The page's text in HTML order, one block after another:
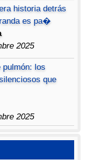
historia detrás
es pa�
2025
pulmón: los
que
2025